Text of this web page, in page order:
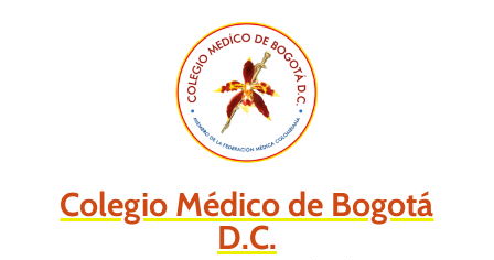
Colegio Médico de Bogotá
D.C.